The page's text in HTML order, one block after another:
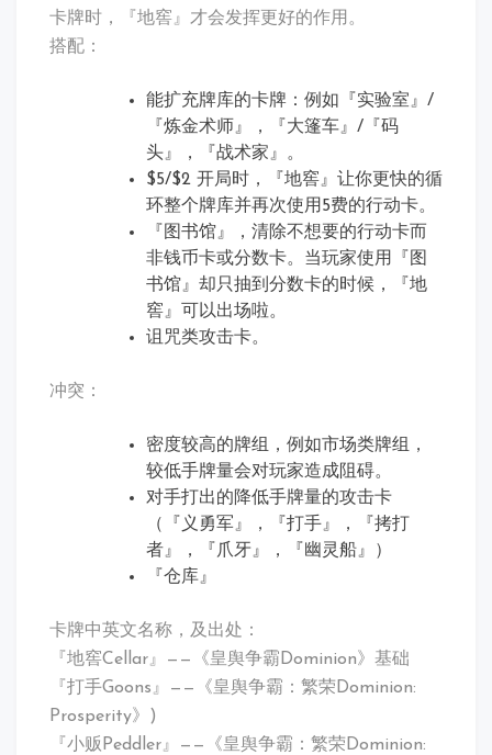
卡牌时，『地窖』才会发挥更好的作用。
搭配：
能扩充牌库的卡牌：例如『实验室』/
『炼金术师』，『大篷车』/『码
头』，『战术家』。
$5/$2 开局时，『地窖』让你更快的循
环整个牌库并再次使用5费的行动卡。
『图书馆』，清除不想要的行动卡而
非钱币卡或分数卡。当玩家使用『图
书馆』却只抽到分数卡的时候，『地
窖』可以出场啦。
诅咒类攻击卡。
冲突：
密度较高的牌组，例如市场类牌组，
较低手牌量会对玩家造成阻碍。
对手打出的降低手牌量的攻击卡
（『义勇军』，『打手』，『拷打
者』，『爪牙』，『幽灵船』）
『仓库』
卡牌中英文名称，及出处：
『地窖Cellar』——《皇舆争霸Dominion》基础
『打手Goons』——《皇舆争霸：繁荣Dominion:
Prosperity》)
『小贩Peddler』——《皇舆争霸：繁荣Dominion: